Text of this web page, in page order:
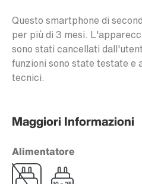
Questo smartphone di
per più di 3 mesi.
sono stati cancellati
funzioni sono state testate e
tecnici.
Maggiori Informazioni
Alimentatore